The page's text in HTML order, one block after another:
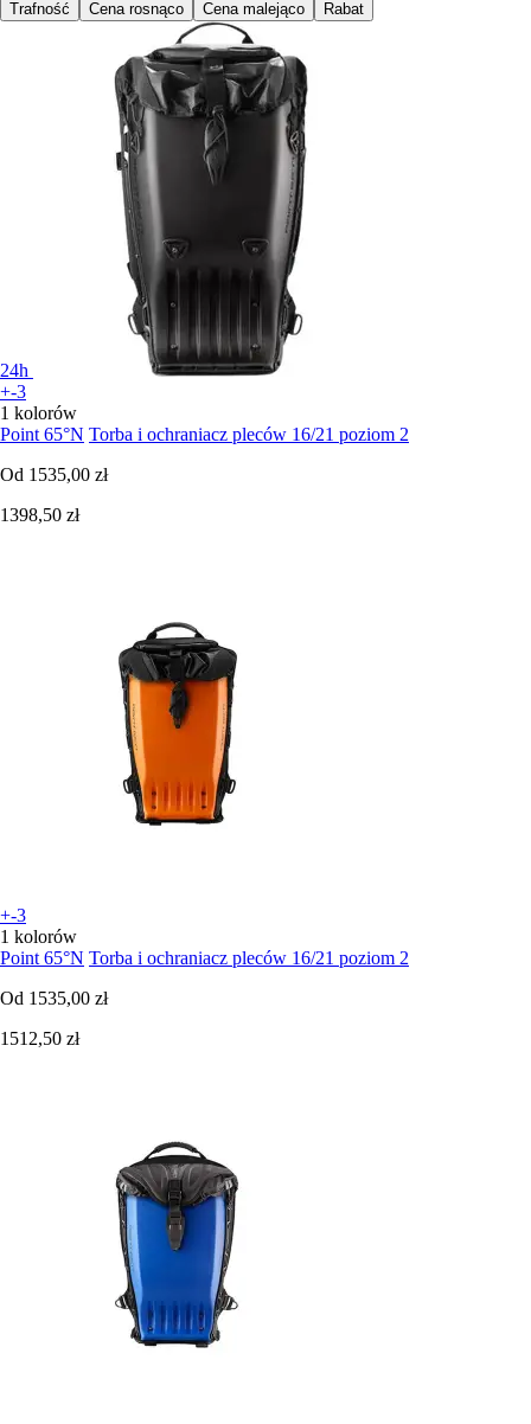
Trafność
Cena rosnąco Cena malejąco Rabat
24h
+-3
1 kolorów
Point 65°N Torba i ochraniacz pleców 16/21 poziom 2
Od 1535,00 zł
1398,50 zł
+-3
1 kolorów
Point 65°N Torba i ochraniacz pleców 16/21 poziom 2
Od 1535,00 zł
1512,50 zł